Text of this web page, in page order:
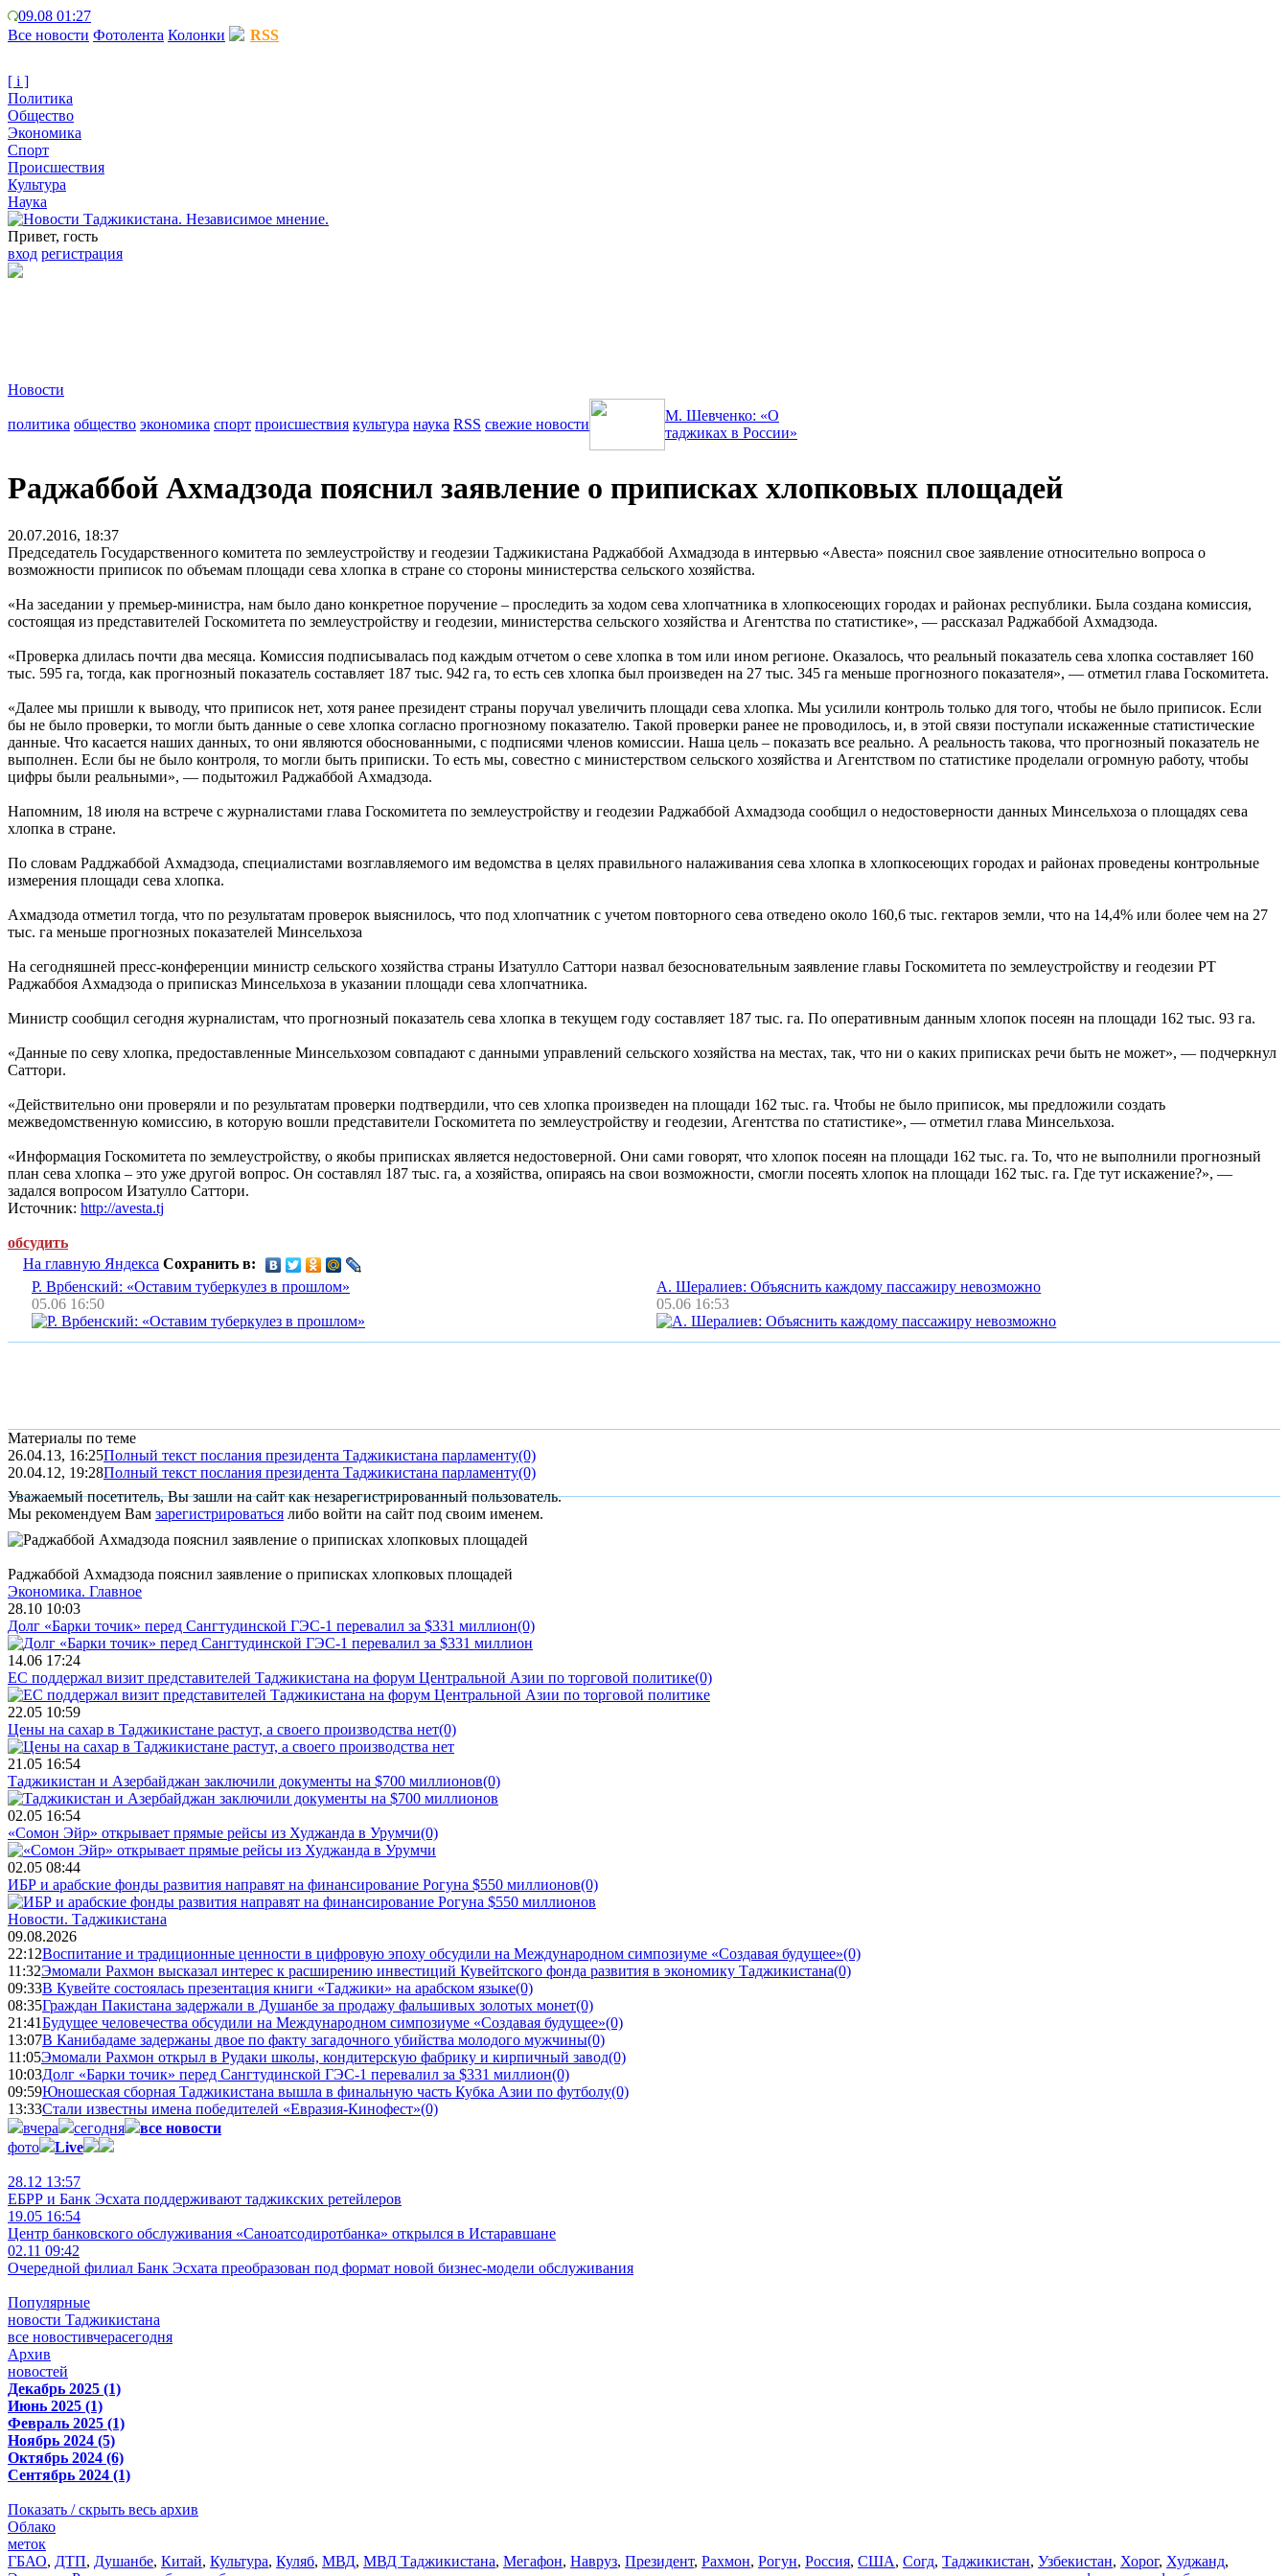
09.08 01:27
Все новости Фотолента Колонки RSS
[ i ]
Политика
Общество
Экономика
Спорт
Происшествия
Культура
Наука
Привет, гость
вход регистрация
Новости
политика общество экономика спорт происшествия культура наука RSS свежие новости
М. Шевченко: «О
таджиках в России»
Раджаббой Ахмадзода пояснил заявление о приписках хлопковых площадей
20.07.2016, 18:37
Председатель Государственного комитета по землеустройству и геодезии Таджикистана Раджаббой Ахмадзода в интервью «Авеста» пояснил свое заявление относительно вопроса о
возможности приписок по объемам площади сева хлопка в стране со стороны министерства сельского хозяйства.
«На заседании у премьер-министра, нам было дано конкретное поручение – проследить за ходом сева хлопчатника в хлопкосеющих городах и районах республики. Была создана комиссия,
состоящая из представителей Госкомитета по землеустройству и геодезии, министерства сельского хозяйства и Агентства по статистике», — рассказал Раджаббой Ахмадзода.
«Проверка длилась почти два месяца. Комиссия подписывалась под каждым отчетом о севе хлопка в том или ином регионе. Оказалось, что реальный показатель сева хлопка составляет 160
тыс. 595 га, тогда, как прогнозный показатель составляет 187 тыс. 942 га, то есть сев хлопка был произведен на 27 тыс. 345 га меньше прогнозного показателя», — отметил глава Госкомитета.
«Далее мы пришли к выводу, что приписок нет, хотя ранее президент страны поручал увеличить площади сева хлопка. Мы усилили контроль только для того, чтобы не было приписок. Если
бы не было проверки, то могли быть данные о севе хлопка согласно прогнозному показателю. Такой проверки ранее не проводилось, и, в этой связи поступали искаженные статистические
данные. Что касается наших данных, то они являются обоснованными, с подписями членов комиссии. Наша цель – показать все реально. А реальность такова, что прогнозный показатель не
выполнен. Если бы не было контроля, то могли быть приписки. То есть мы, совестно с министерством сельского хозяйства и Агентством по статистике проделали огромную работу, чтобы
цифры были реальными», — подытожил Раджаббой Ахмадзода.
Напомним, 18 июля на встрече с журналистами глава Госкомитета по землеустройству и геодезии Раджаббой Ахмадзода сообщил о недостоверности данных Минсельхоза о площадях сева
хлопка в стране.
По словам Радджаббой Ахмадзода, специалистами возглавляемого им ведомства в целях правильного налаживания сева хлопка в хлопкосеющих городах и районах проведены контрольные
измерения площади сева хлопка.
Ахмадзода отметил тогда, что по результатам проверок выяснилось, что под хлопчатник с учетом повторного сева отведено около 160,6 тыс. гектаров земли, что на 14,4% или более чем на 27
тыс. га меньше прогнозных показателей Минсельхоза
На сегодняшней пресс-конференции министр сельского хозяйства страны Изатулло Саттори назвал безосновательным заявление главы Госкомитета по землеустройству и геодезии РТ
Раджаббоя Ахмадзода о приписказ Минсельхоза в указании площади сева хлопчатника.
Министр сообщил сегодня журналистам, что прогнозный показатель сева хлопка в текущем году составляет 187 тыс. га. По оперативным данным хлопок посеян на площади 162 тыс. 93 га.
«Данные по севу хлопка, предоставленные Минсельхозом совпадают с данными управлений сельского хозяйства на местах, так, что ни о каких приписках речи быть не может», — подчеркнул
Саттори.
«Действительно они проверяли и по результатам проверки подтвердили, что сев хлопка произведен на площади 162 тыс. га. Чтобы не было приписок, мы предложили создать
межведомственную комиссию, в которую вошли представители Госкомитета по землеустройству и геодезии, Агентства по статистике», — отметил глава Минсельхоза.
«Информация Госкомитета по землеустройству, о якобы приписках является недостоверной. Они сами говорят, что хлопок посеян на площади 162 тыс. га. То, что не выполнили прогнозный
план сева хлопка – это уже другой вопрос. Он составлял 187 тыс. га, а хозяйства, опираясь на свои возможности, смогли посеять хлопок на площади 162 тыс. га. Где тут искажение?», —
задался вопросом Изатулло Саттори.
Источник: http://avesta.tj
обсудить
На главную Яндекса Сохранить в:
Р. Врбенский: «Оставим туберкулез в прошлом»
05.06 16:50
А. Шералиев: Объяснить каждому пассажиру невозможно
05.06 16:53
Материалы по теме
26.04.13, 16:25Полный текст послания президента Таджикистана парламенту(0)
20.04.12, 19:28Полный текст послания президента Таджикистана парламенту(0)
Уважаемый посетитель, Вы зашли на сайт как незарегистрированный пользователь.
Мы рекомендуем Вам зарегистрироваться либо войти на сайт под своим именем.
Раджаббой Ахмадзода пояснил заявление о приписках хлопковых площадей
Экономика. Главное
28.10 10:03
Долг «Барки точик» перед Сангтудинской ГЭС-1 перевалил за $331 миллион(0)
14.06 17:24
ЕС поддержал визит представителей Таджикистана на форум Центральной Азии по торговой политике(0)
22.05 10:59
Цены на сахар в Таджикистане растут, а своего производства нет(0)
21.05 16:54
Таджикистан и Азербайджан заключили документы на $700 миллионов(0)
02.05 16:54
«Сомон Эйр» открывает прямые рейсы из Худжанда в Урумчи(0)
02.05 08:44
ИБР и арабские фонды развития направят на финансирование Рогуна $550 миллионов(0)
Новости. Таджикистана
09.08.2026
22:12Воспитание и традиционные ценности в цифровую эпоху обсудили на Международном симпозиуме «Создавая будущее»(0)
11:32Эмомали Рахмон высказал интерес к расширению инвестиций Кувейтского фонда развития в экономику Таджикистана(0)
09:33В Кувейте состоялась презентация книги «Таджики» на арабском языке(0)
08:35Граждан Пакистана задержали в Душанбе за продажу фальшивых золотых монет(0)
21:41Будущее человечества обсудили на Международном симпозиуме «Создавая будущее»(0)
13:07В Канибадаме задержаны двое по факту загадочного убийства молодого мужчины(0)
11:05Эмомали Рахмон открыл в Рудаки школы, кондитерскую фабрику и кирпичный завод(0)
10:03Долг «Барки точик» перед Сангтудинской ГЭС-1 перевалил за $331 миллион(0)
09:59Юношеская сборная Таджикистана вышла в финальную часть Кубка Азии по футболу(0)
13:33Стали известны имена победителей «Евразия-Кинофест»(0)
вчера
сегодня
все новости
фото
Live
28.12 13:57
ЕБРР и Банк Эсхата поддерживают таджикских ретейлеров
19.05 16:54
Центр банковского обслуживания «Саноатсодиротбанка» открылся в Истаравшане
02.11 09:42
Очередной филиал Банк Эсхата преобразован под формат новой бизнес-модели обслуживания
Популярные
новости Таджикистана
все новостивчерасегодня
Архив
новостей
Декабрь 2025 (1)
Июнь 2025 (1)
Февраль 2025 (1)
Ноябрь 2024 (5)
Октябрь 2024 (6)
Сентябрь 2024 (1)
Показать / скрыть весь архив
Облако
меток
ГБАО, ДТП, Душанбе, Китай, Культура, Куляб, МВД, МВД Таджикистана, Мегафон, Навруз, Президент, Рахмон, Рогун, Россия, США, Согд, Таджикистан, Узбекистан, Хорог, Худжанд,